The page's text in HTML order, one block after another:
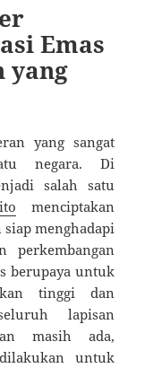
Emas
yang
yang sangat
negara. Di
salah satu
menciptakan
menghadapi
perkembangan
berupaya untuk
tinggi dan
lapisan
masih ada,
untuk